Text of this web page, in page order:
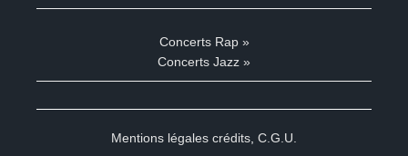
Concerts Rap »
Concerts Jazz »
Mentions légales crédits C.G.U.